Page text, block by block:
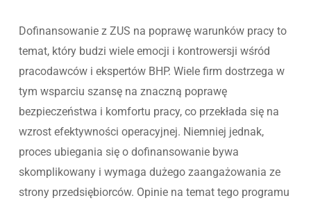
Dofinansowanie z ZUS na poprawę warunków pracy to
temat, który budzi wiele emocji i kontrowersji wśród
pracodawców i ekspertów BHP. Wiele firm dostrzega w
tym wsparciu szansę na znaczną poprawę
bezpieczeństwa i komfortu pracy, co przekłada się na
wzrost efektywności operacyjnej. Niemniej jednak,
proces ubiegania się o dofinansowanie bywa
skomplikowany i wymaga dużego zaangażowania ze
strony przedsiębiorców. Opinie na temat tego programu